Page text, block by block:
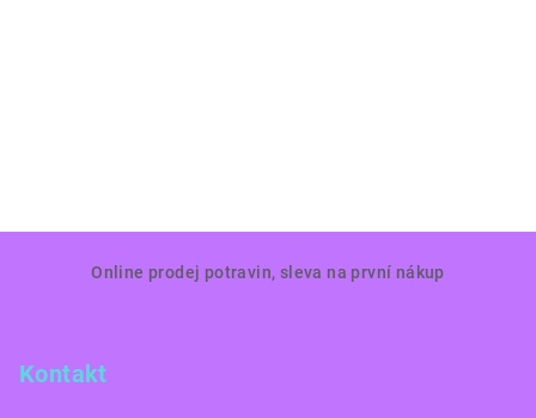
Online prodej potravin, sleva na první nákup
Kontakt